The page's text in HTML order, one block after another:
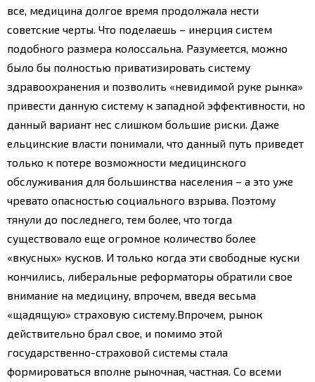
все, медицина долгое время продолжала нести
советские черты. Что поделаешь – инерция систем
подобного размера колоссальна. Разумеется, можно
было бы полностью приватизировать систему
здравоохранения и позволить «невидимой руке рынка»
привести данную систему к западной эффективности, но
данный вариант нес слишком большие риски. Даже
ельцинские власти понимали, что данный путь приведет
только к потере возможности медицинского
обслуживания для большинства населения – а это уже
чревато опасностью социального взрыва. Поэтому
тянули до последнего, тем более, что тогда
существовало еще огромное количество более
«вкусных» кусков. И только когда эти свободные куски
кончились, либеральные реформаторы обратили свое
внимание на медицину, впрочем, введя весьма
«щадящую» страховую систему. Впрочем, рынок
действительно брал свое, и помимо этой
государственно-страховой системы стала
формироваться вполне рыночная, частная. Со всеми